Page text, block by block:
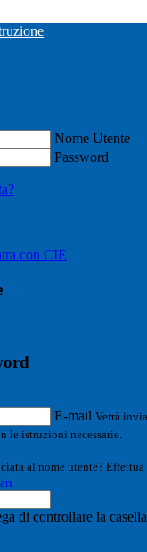
Nome Utente
Password
con CIE
E-mail Verrà
le istruzioni necessarie.
al nome utente?
di controllare la